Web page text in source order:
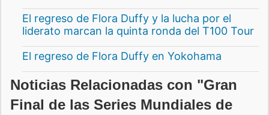
El regreso de Flora Duffy y la lucha por el
liderato marcan la quinta ronda del T100 Tour
El regreso de Flora Duffy en Yokohama
Noticias Relacionadas con "Gran
Final de las Series Mundiales de